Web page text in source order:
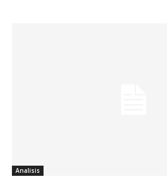
Analisis